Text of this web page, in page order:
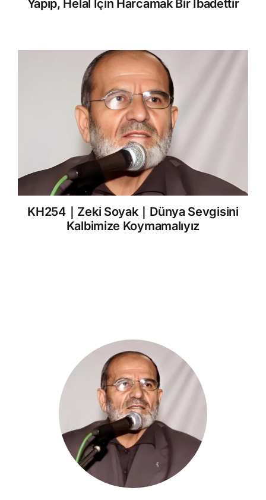
Yapıp, Helal İçin Harcamak Bir İbadettir
KH254｜Zeki Soyak｜Dünya Sevgisini
Kalbimize Koymamalıyız